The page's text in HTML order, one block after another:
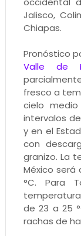
Jalisco,
Chiapas.
Pronóstico
Valle de
fresco a
cielo
intervalos
y en el
con
granizo. La
México será
°C. Para
de 23 a 25
rachas de